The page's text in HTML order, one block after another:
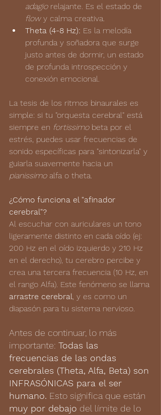
adagio relajante. Es el estado de
flow y calma creativa.
Theta (4-8 Hz): Es la melodía
profunda y soñadora que surge
justo antes de dormir, un estado
de profunda introspección y
conexión emocional.
La tesis de los ritmos binaurales es
simple: si tu "orquesta cerebral" está
siempre en fortissimo beta por el
estrés, puedes usar frecuencias de
sonido específicas para "sintonizarla" y
guiarla suavemente hacia un
pianissimo alfa o theta.
¿Cómo funciona el "afinador
cerebral"?
Al escuchar con auriculares un tono
ligeramente distinto en cada oído (ej:
200 Hz en el oído izquierdo y 210 Hz
en el derecho), tu cerebro percibe y
crea una tercera frecuencia (10 Hz, en
el rango Alfa). Este fenómeno se llama
arrastre cerebral, y es como un
diapasón para tu sistema nervioso.
Antes de continuar, lo más
importante: Todas las
frecuencias de las ondas
cerebrales (Theta, Alfa, Beta) son
INFRASÓNICAS para el ser
humano. Esto significa que están
muy por debajo del límite de lo